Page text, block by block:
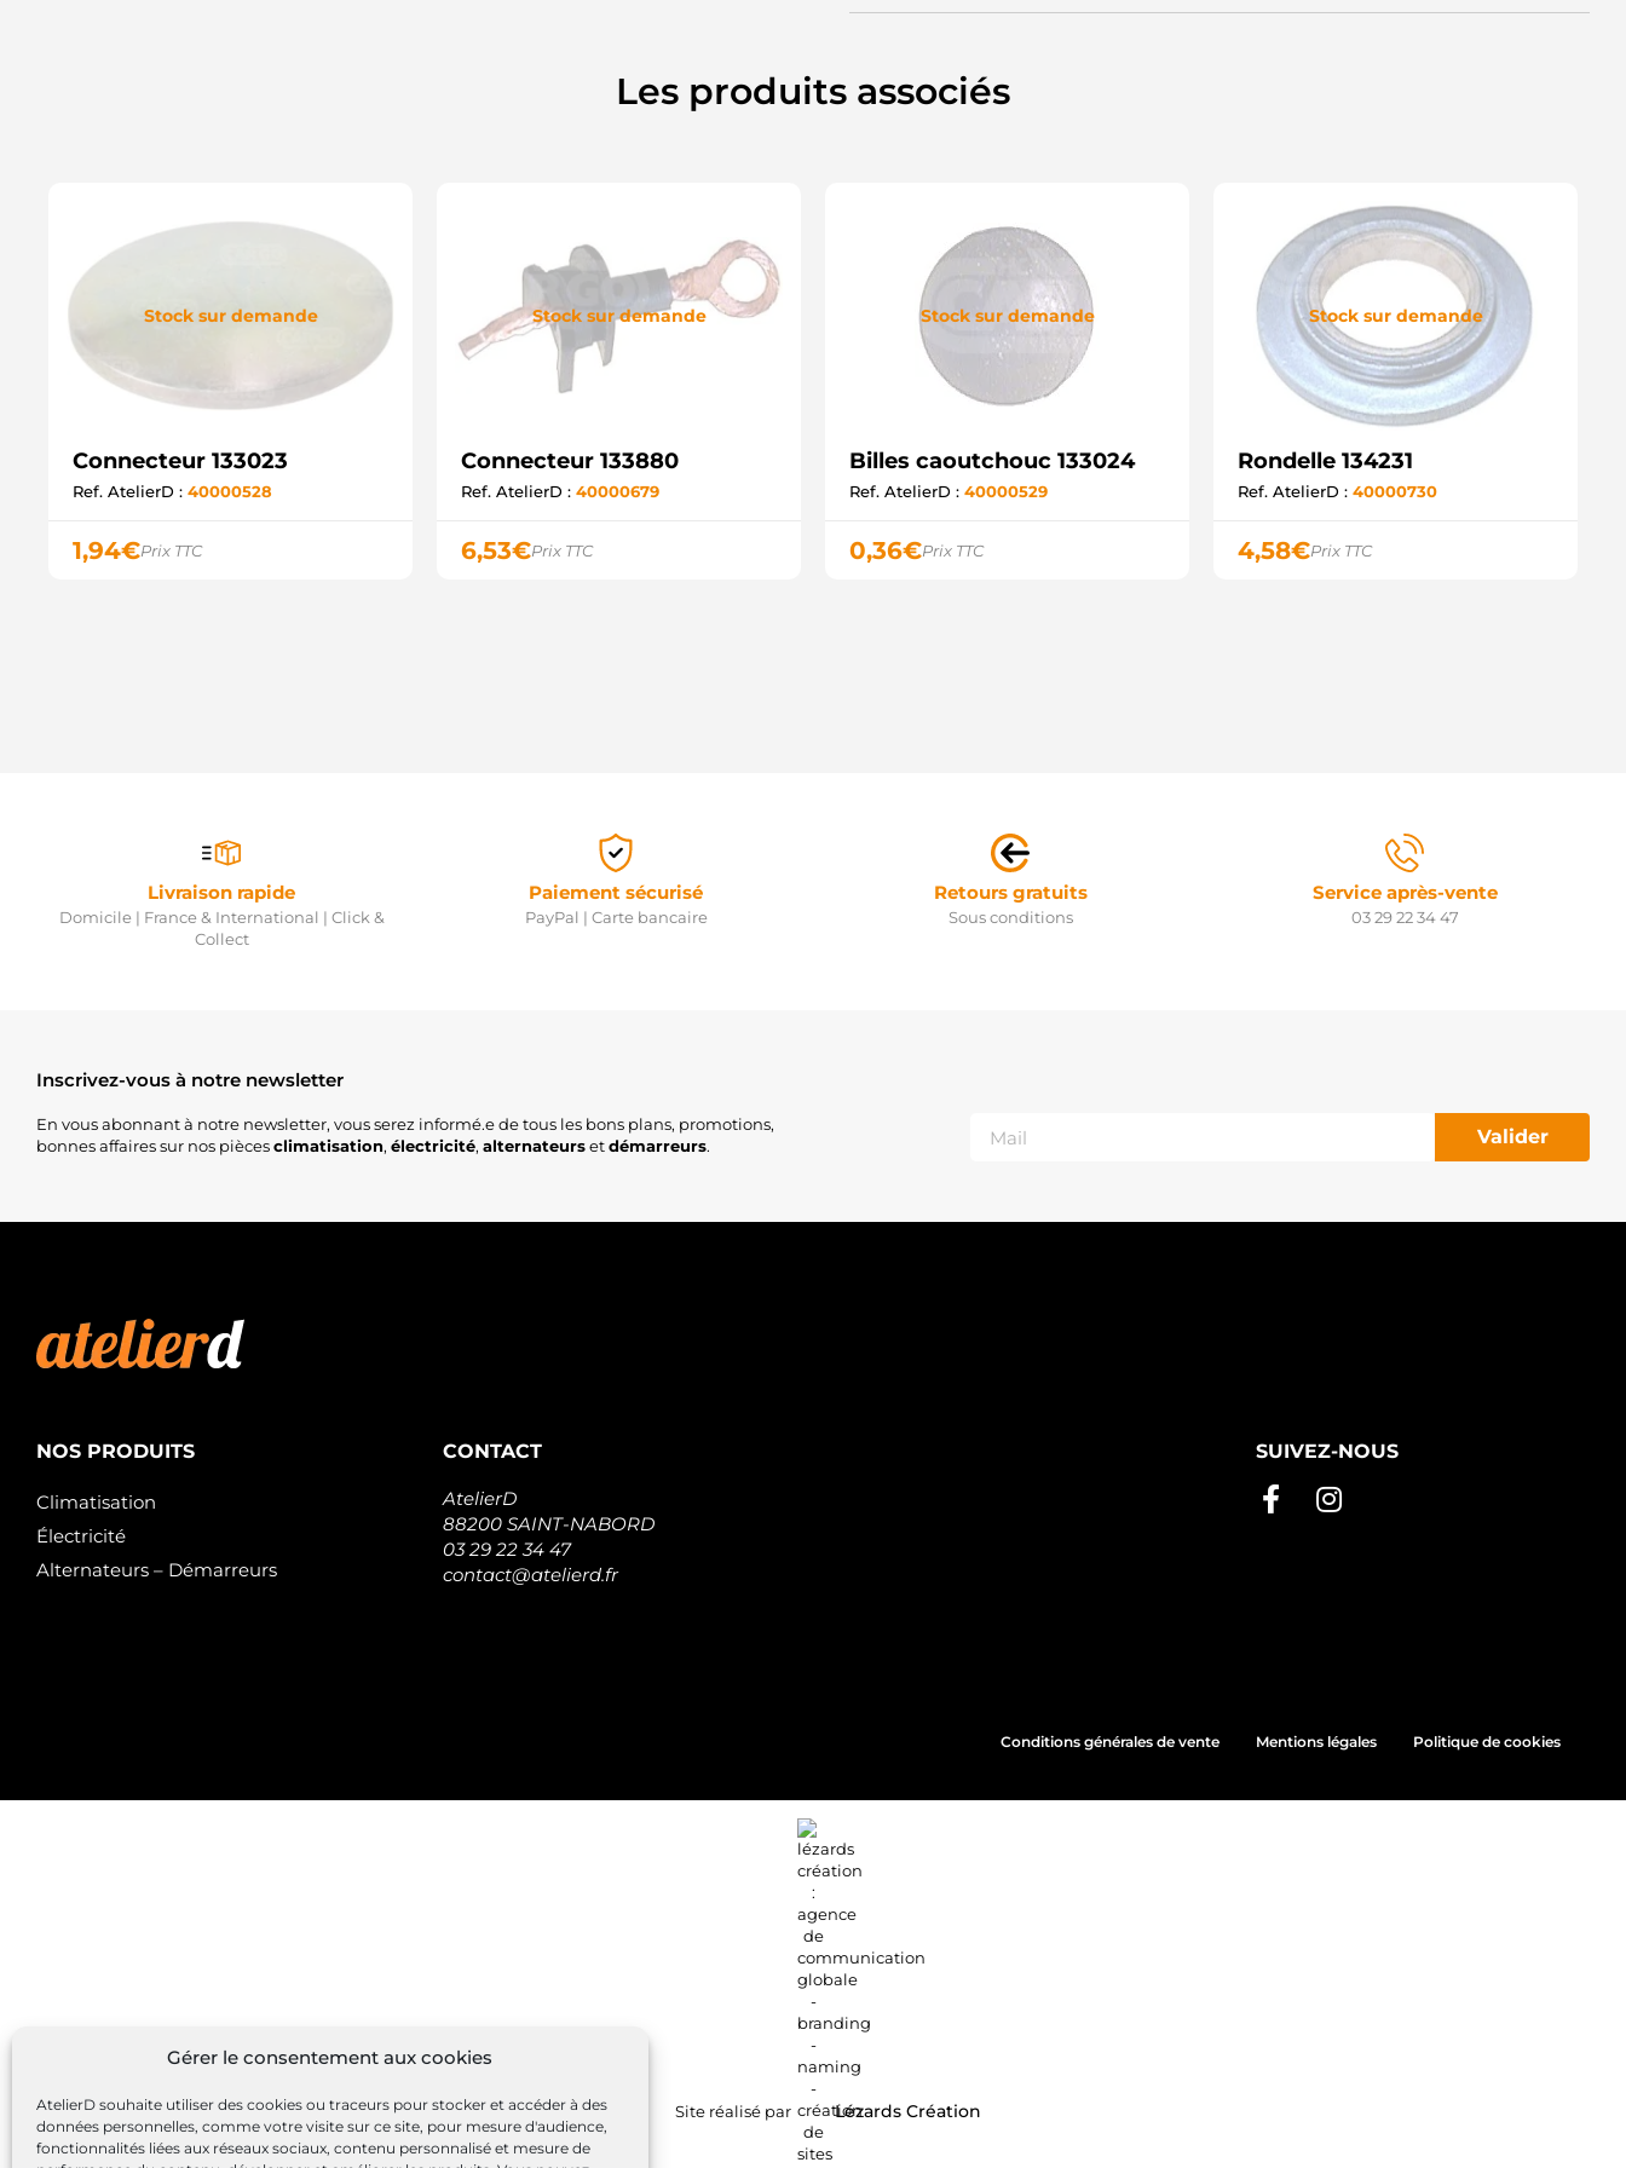
Gérer le consentement aux cookies
AtelierD souhaite utiliser des cookies ou traceurs pour stocker et accéder à des
données personnelles, comme votre visite sur ce site, pour mesure d'audience,
fonctionnalités liées aux réseaux sociaux, contenu personnalisé et mesure de
Les produits associés
Stock sur demande
Connecteur 133023
Ref. AtelierD : 40000528
1,94€Prix TTC
Stock sur demande
Connecteur 133880
Ref. AtelierD : 40000679
6,53€Prix TTC
Stock sur demande
Billes caoutchouc 133024
Ref. AtelierD : 40000529
0,36€Prix TTC
Stock sur demande
Rondelle 134231
Ref. AtelierD : 40000730
4,58€Prix TTC
Livraison rapide
Domicile | France & International | Click &
Collect
Paiement sécurisé
PayPal | Carte bancaire
Retours gratuits
Sous conditions
Service après-vente
03 29 22 34 47
Inscrivez-vous à notre newsletter
En vous abonnant à notre newsletter, vous serez informé.e de tous les bons plans, promotions,
bonnes affaires sur nos piècesclimatisation, électricité, alternateursetdémarreurs. Valider
NOS PRODUITS
Climatisation
Électricité
Alternateurs – Démarreurs
CONTACT
AtelierD
88200 SAINT-NABORD
03 29 22 34 47
contact@atelierd.fr
SUIVEZ-NOUS
Conditions générales de vente Mentions légales Politique de cookies
Site réalisé par Lézards Création